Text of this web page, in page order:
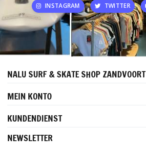
INSTAGRAM TWITTER
NALU SURF & SKATE SHOP ZANDVOORT
MEIN KONTO
KUNDENDIENST
NEWSLETTER